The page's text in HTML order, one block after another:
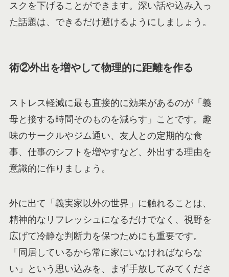
スクを下げることができます。深い話や込み入っ
た話題は、できるだけ避けるようにしましょう。
術②外出を増やして物理的に距離を作る
ストレス軽減に最も直接的に効果があるのが「義
母と接する時間そのものを減らす」ことです。趣
味のサークルやジム通い、友人との定期的な食
事、仕事のシフトを増やすなど、外出する理由を
意識的に作りましょう。
外に出て「義実家以外の世界」に触れることは、
精神的なリフレッシュになるだけでなく、視野を
広げて冷静な判断力を保つためにも重要です。
「同居しているから常に家にいなければならな
い」という思い込みを、まず手放してみてくださ